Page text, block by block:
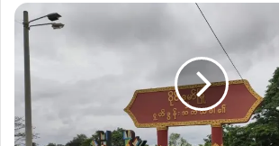
တး
သ
ဖာ္
လူ
ငယ္
၂
တ
တ္ႏုိ
သား
၃